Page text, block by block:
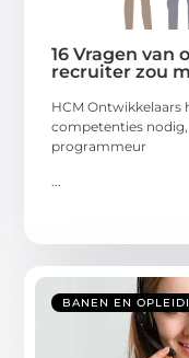
16 Vragen van
recruiter zou
HCM Ontwikkelaars
competenties
programmeur
BANEN EN